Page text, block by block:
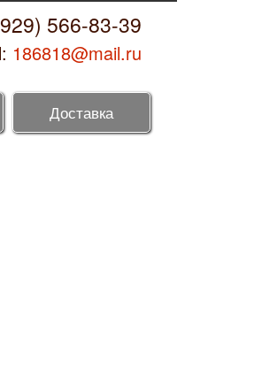
566-83-39
186818@mail.ru
Доставка